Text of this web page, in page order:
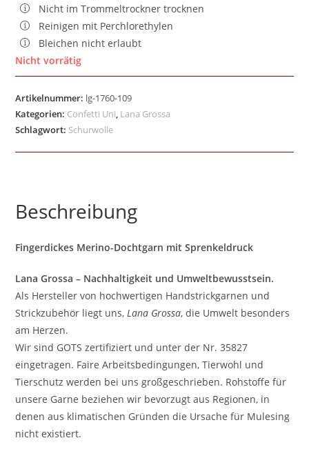
Nicht im Trommeltrockner trocknen
Reinigen mit Perchlorethylen
Bleichen nicht erlaubt
Nicht vorrätig
Artikelnummer: lg-1760-109
Kategorien: Confetti Uni, Lana Grossa
Schlagwort: Schurwolle
Beschreibung
Fingerdickes Merino-Dochtgarn mit Sprenkeldruck
Lana Grossa – Nachhaltigkeit und Umweltbewusstsein.
Als Hersteller von hochwertigen Handstrickgarnen und
Strickzubehör liegt uns,Lana Grossa, die Umwelt besonders
am Herzen.
Wir sind GOTS zertifiziert und unter der Nr. 35827
eingetragen. Faire Arbeitsbedingungen, Tierwohl und
Tierschutz werden bei uns großgeschrieben. Rohstoffe für
unsere Garne beziehen wir bevorzugt aus Regionen, in
denen aus klimatischen Gründen die Ursache für Mulesing
nicht existiert.